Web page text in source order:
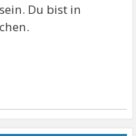
Du bist in